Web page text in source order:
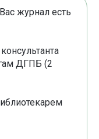
журнал есть
ДГПБ (2